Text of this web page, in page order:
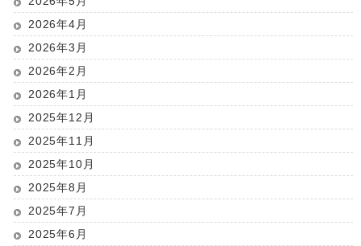
2026年4月
2026年3月
2026年2月
2026年1月
2025年12月
2025年11月
2025年10月
2025年8月
2025年7月
2025年6月